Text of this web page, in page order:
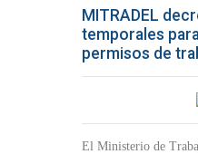
MITRADEL
temporales
permisos de
El Ministerio de